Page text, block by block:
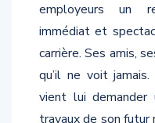
employeurs un
immédiat et
carrière. Ses amis,
qu’il ne voit
vient lui demander
travaux de son futur